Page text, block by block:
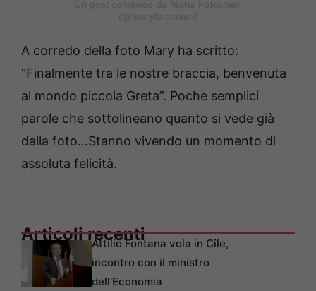
A corredo della foto Mary ha scritto:
“Finalmente tra le nostre braccia, benvenuta
al mondo piccola Greta”. Poche semplici
parole che sottolineano quanto si vede già
dalla foto…Stanno vivendo un momento di
assoluta felicità.
Articoli recentiAttilio Fontana vola in Cile,
incontro con il ministro
dell’Economia